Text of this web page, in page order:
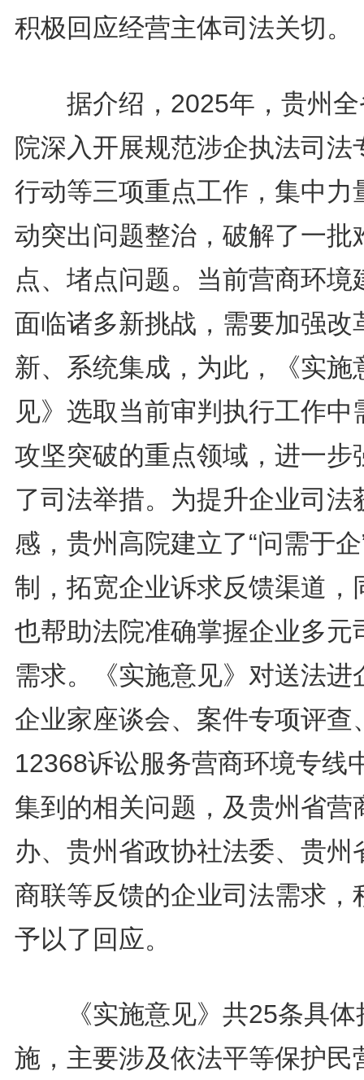
积极回应经营主体司法关切。
据介绍，2025年，贵州全
院深入开展规范涉企执法司法
行动等三项重点工作，集中力
动突出问题整治，破解了一批
点、堵点问题。当前营商环境
面临诸多新挑战，需要加强改
新、系统集成，为此，《实施
见》选取当前审判执行工作中
攻坚突破的重点领域，进一步
了司法举措。为提升企业司法
感，贵州高院建立了“问需于企
制，拓宽企业诉求反馈渠道，
也帮助法院准确掌握企业多元
需求。《实施意见》对送法进
企业家座谈会、案件专项评查
12368诉讼服务营商环境专线
集到的相关问题，及贵州省营
办、贵州省政协社法委、贵州
商联等反馈的企业司法需求，
予以了回应。
《实施意见》共25条具体
施，主要涉及依法平等保护民